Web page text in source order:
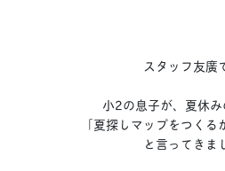
スタッフ友廣
小2の息子が、夏休
「夏探しマップをつくる
と言ってきま